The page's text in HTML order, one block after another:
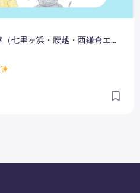
C Schooling 英語教室（七里ヶ浜・腰越・西鎌倉エリア）